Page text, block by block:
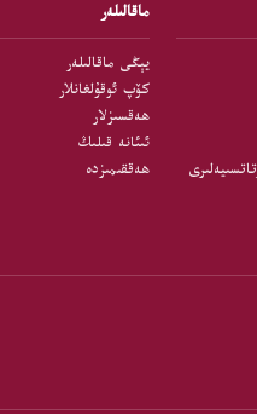
ماقالىلەر
يېڭى ماقالىلەر
كۆپ ئوقۇلغانلار
ھەقسىزلار
ئىئانە قىلىڭ
ھەققىمىزدە